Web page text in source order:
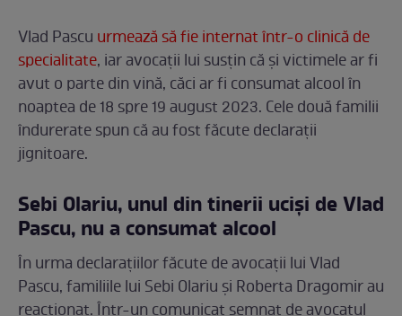
Vlad Pascu urmează să fie internat într-o clinică de
specialitate, iar avocații lui susțin că și victimele ar fi
avut o parte din vină, căci ar fi consumat alcool în
noaptea de 18 spre 19 august 2023. Cele două familii
îndurerate spun că au fost făcute declarații
jignitoare.
Sebi Olariu, unul din tinerii uciși de Vlad
Pascu, nu a consumat alcool
În urma declarațiilor făcute de avocații lui Vlad
Pascu, familiile lui Sebi Olariu și Roberta Dragomir au